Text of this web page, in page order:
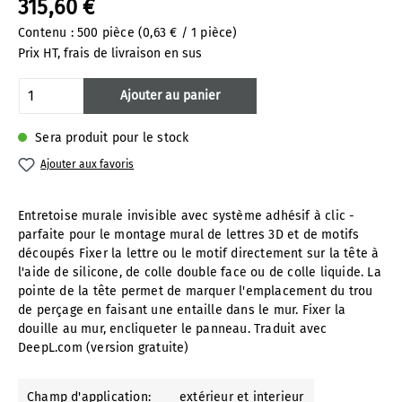
315,60 €
Contenu : 500 pièce (0,63 € / 1 pièce)
Prix HT, frais de livraison en sus
Sera produit pour le stock
Quantité de produit : Entrez la quantité
Ajouter au panier
Ajouter aux favoris
Entretoise murale invisible avec système adhésif à clic -
parfaite pour le montage mural de lettres 3D et de motifs
découpés Fixer la lettre ou le motif directement sur la tête à
l'aide de silicone, de colle double face ou de colle liquide. La
pointe de la tête permet de marquer l'emplacement du trou
de perçage en faisant une entaille dans le mur. Fixer la
douille au mur, encliqueter le panneau. Traduit avec
DeepL.com (version gratuite)
Champ d'application: extérieur et interieur